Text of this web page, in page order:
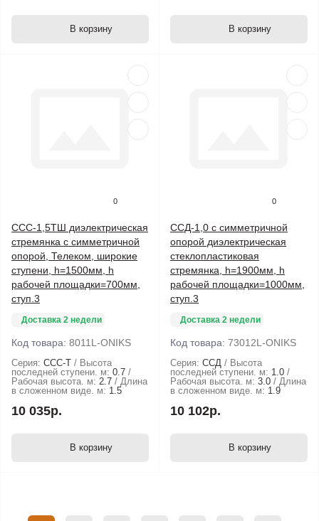
В корзину В корзину
0
ССС-1,5ТШ диэлектрическая
стремянка с симметричной
опорой, Телеком, широкие
ступени, h=1500мм, h
рабочей площадки=700мм,
ступ.3
Доставка 2 недели
Код товара: 8011L-ONIKS
Серия: ССС-Т
Высота
последней ступени. м: 0.7
Рабочая высота. м: 2.7
Длина
в сложенном виде. м: 1.5
10 035р.
В корзину
0
ССД-1,0 с симметричной
опорой диэлектрическая
стеклопластиковая
стремянка, h=1900мм, h
рабочей площадки=1000мм,
ступ.3
Доставка 2 недели
Код товара: 73012L-ONIKS
Серия: ССД
Высота
последней ступени. м: 1.0
Рабочая высота. м: 3.0
Длина
в сложенном виде. м: 1.9
10 102р.
В корзину